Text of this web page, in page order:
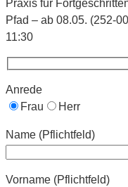
Praxis für
Pfad – ab 08.05. (252-
11:30
Anrede
Frau
Herr
Name (Pflichtfeld)
Vorname (Pflichtfeld)